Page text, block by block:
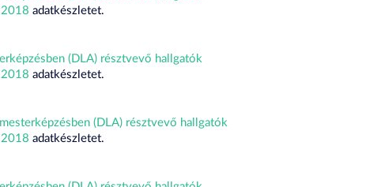
2018 adatkészletet.
(DLA) résztvevő hallgatók
2018 adatkészletet.
(DLA) résztvevő hallgatók
2018 adatkészletet.